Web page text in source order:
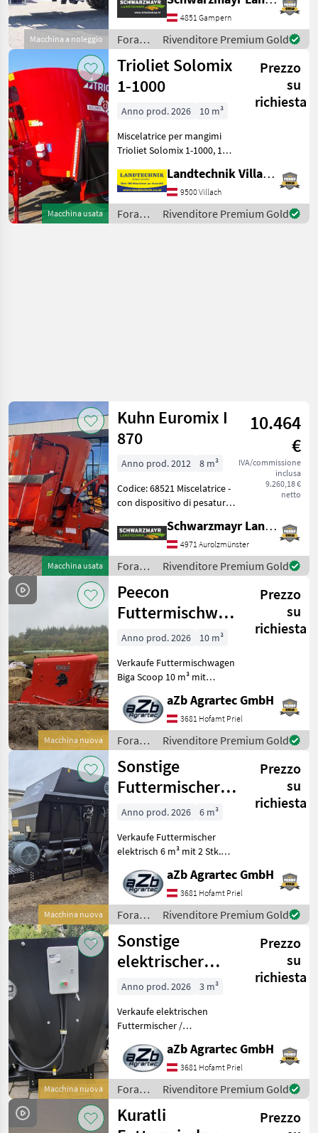
Macchina a noleggio
Siloking DG400 - con
comando tramite
distributore idraulico del
trattore: sono necessari 1
4851 Gampern
Foraggiamento
/
Siloking
Rivenditore Premium Gold
Macchina usata
Trioliet Solomix
1-1000
Prezzo
su
richiesta
Anno prod. 2026
10 m³
Miscelatrice per mangimi
Trioliet Solomix 1-1000, 1
pesatura elettronico,
scarico su entrambi i lati,
albero cardanico ad ampio
angolo, pie
Landtechnik Villach GmbH
9500 Villach
Foraggiamento
/
Rivenditore Premium Gold
Macchina usata
Kuhn Euromix I
870
10.464
€
IVA/commissione
inclusa
9.260,18 €
netto
Anno prod. 2012
8 m³
Codice: 68521 Miscelatrice -
con dispositivo di pesatura
8³ - con anello di troppo
pieno - con coclea verticale
- con saracinesca a d
Schwarzmayr Landtechnik GmbH - Aurolzmünster
4971 Aurolzmünster
Foraggiamento
/ Kuhn
Rivenditore Premium Gold
Macchina nuova
Peecon
Futtermischwagen
Biga Scoop 10
m³ mit
Ladeklappe
Prezzo
su
richiesta
Anno prod. 2026
10 m³
Verkaufe Futtermischwagen
Biga Scoop 10 m³ mit
Peecon Qualität und Made
in Holland Wir sind
offizieller Peecon Händler
für ganz Österreich!
aZb Agrartec GmbH
3681 Hofamt Priel
Foraggiamento
/
Peecon
Rivenditore Premium Gold
Macchina nuova
Sonstige
Futtermischer
elektrisch
horizontal 6 m³
mit Waa
Prezzo
su
richiesta
Anno prod. 2026
6 m³
Verkaufe Futtermischer
elektrisch 6 m³ mit 2 Stk.
perfekt für Heufutter - kann
auch stationär verwendet
werden - Elektromotor 18, 5
kw ink
aZb Agrartec GmbH
3681 Hofamt Priel
Foraggiamento
/
Sonstige
Rivenditore Premium Gold
Macchina nuova
Sonstige
elektrischer
Futtermischer
aZb MINI
vertikal 2,7
Prezzo
su
richiesta
Anno prod. 2026
3 m³
Verkaufe elektrischen
Futtermischer /
MINI vertikal 2, 7 m³
stationär NEU mit Elektro
Motor 7, 5 kW und
Traktorbetrieb inkl.
mechanischen Schiebe
aZb Agrartec GmbH
3681 Hofamt Priel
Foraggiamento
/
Sonstige
Rivenditore Premium Gold
Kuratli
Prezzo